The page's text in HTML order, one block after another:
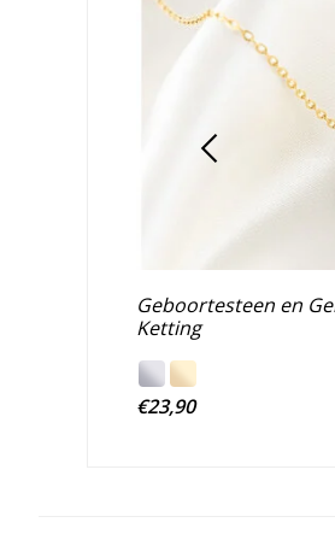
Geboortesteen en
Ketting
€23,90